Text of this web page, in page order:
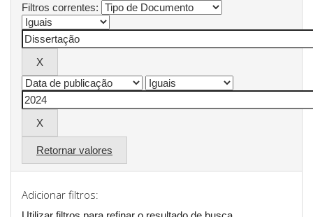
Filtros correntes:
Retornar valores
Adicionar filtros: